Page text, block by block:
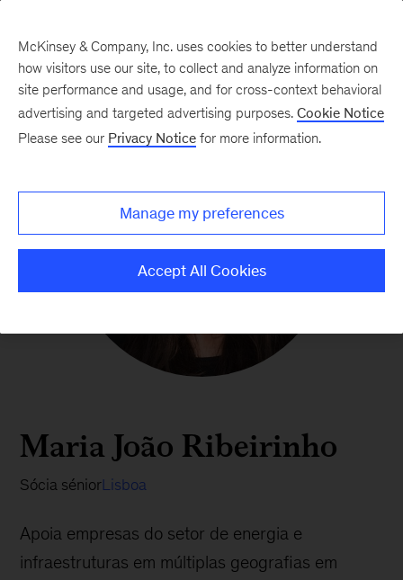
Maria João Ribeirinho
Sócia séniorLisboa
Apoia empresas do setor de energia e
infraestruturas em múltiplas geografias em
McKinsey & Company, Inc. uses cookies to better understand
how visitors use our site, to collect and analyze information on
site performance and usage, and for cross-context behavioral
advertising and targeted advertising purposes. Cookie Notice
Please see our Privacy Notice for more information.
Manage my preferences
Accept All Cookies